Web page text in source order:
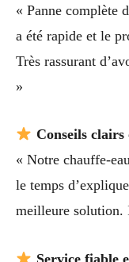
« Panne complète
a été rapide et le
Très rassurant
»
Conseils
« Notre chauffe-
le temps
meilleure solution.